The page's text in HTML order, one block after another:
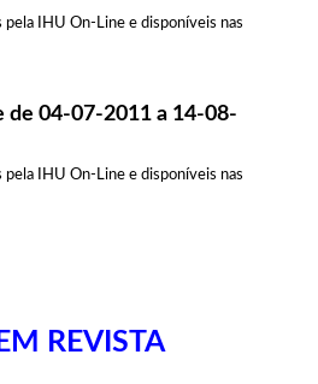
IHU On-Line e disponíveis nas
de 04-07-2011 a 14-08-
IHU On-Line e disponíveis nas
REVISTA